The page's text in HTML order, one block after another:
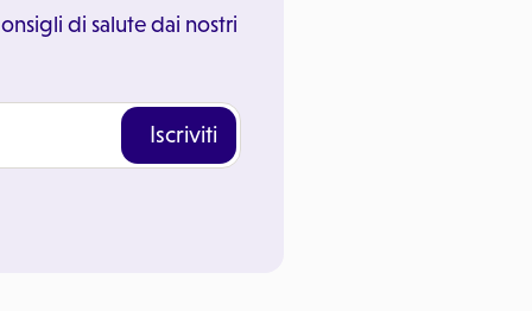
di salute dai nostri
Iscriviti